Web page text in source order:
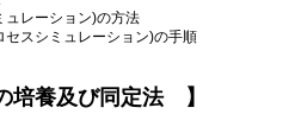
ュレーション)の方法
スシミュレーション)の手順
養及び同定法 】